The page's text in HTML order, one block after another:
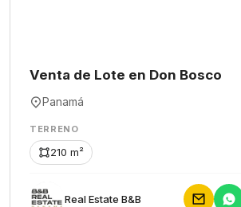
Venta de Lote en Don Bosco
Panamá
TERRENO
210 m²
Rеаl Еstаtе В&В